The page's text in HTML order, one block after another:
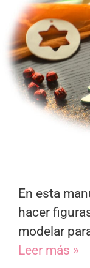
En esta
hacer
modelar
Leer más »